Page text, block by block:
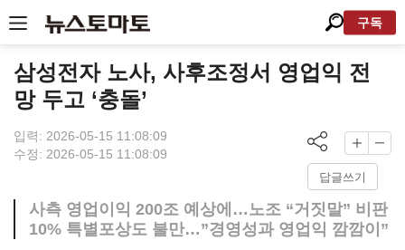
구독
삼성전자 노사, 사후조정서 영업익 전
망 두고 ‘충돌’
입력: 2026-05-15 11:08:09
수정: 2026-05-15 11:08:09
답글쓰기
사측 영업이익 200조 예상에…노조 “거짓말” 비판
10% 특별포상도 불만…”경영성과 영업익 깜깜이”